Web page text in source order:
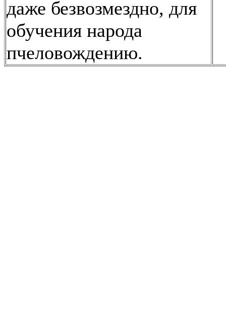
даже безвозмездно, для
обучения народа
пчеловождению.